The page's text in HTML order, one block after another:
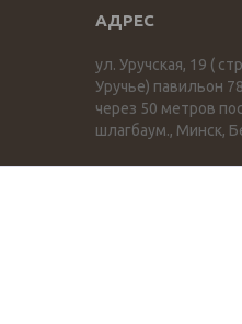
ул. Уручская, 19 (
Уручье) павильон
через 50 метров
шлагбаум., Минск,